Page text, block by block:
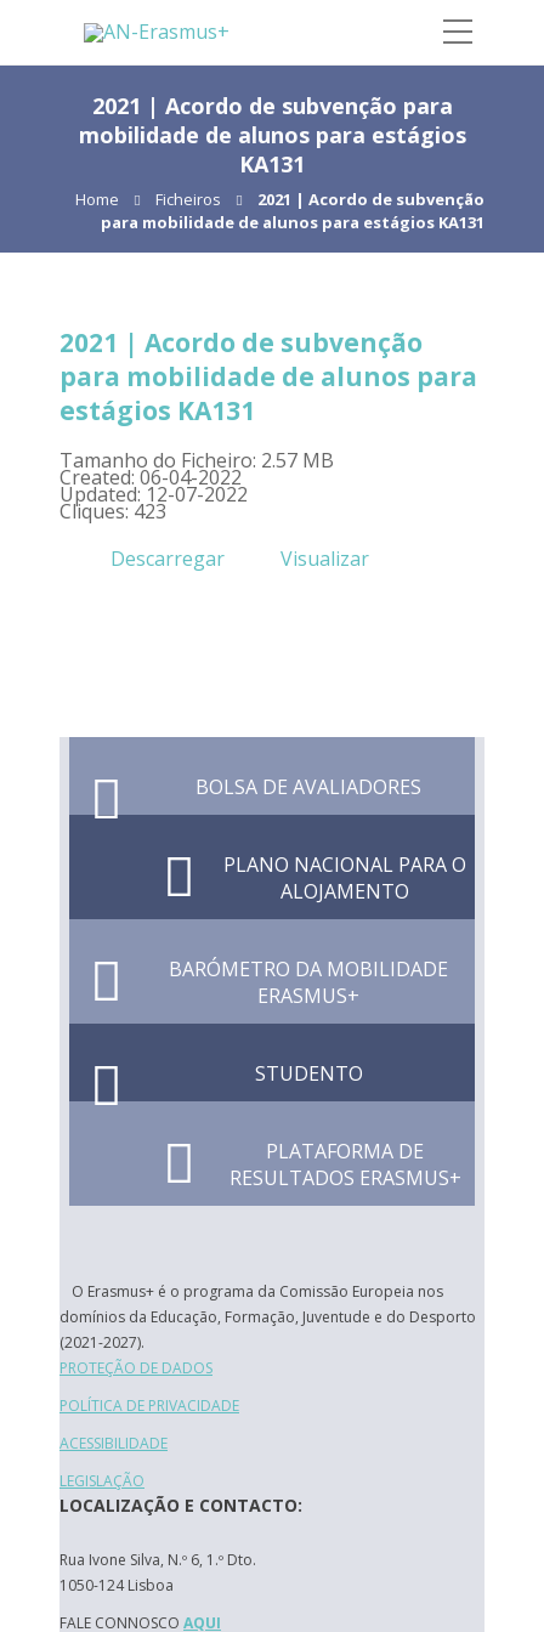
2021 | Acordo de subvenção para
mobilidade de alunos para estágios
KA131
Home Ficheiros
2021 | Acordo de subvenção
para mobilidade de alunos para estágios KA131
2021 | Acordo de subvenção
para mobilidade de alunos para
estágios KA131
Tamanho do Ficheiro: 2.57 MB
Created: 06-04-2022
Updated: 12-07-2022
Cliques: 423
Descarregar
Visualizar
BOLSA DE AVALIADORES
PLANO NACIONAL PARA O
ALOJAMENTO
BARÓMETRO DA MOBILIDADE
ERASMUS+
STUDENTO
PLATAFORMA DE
RESULTADOS ERASMUS+
O Erasmus+ é o programa da Comissão Europeia nos
domínios da Educação, Formação, Juventude e do Desporto
(2021-2027).
PROTEÇÃO DE DADOS
POLÍTICA DE PRIVACIDADE
ACESSIBILIDADE
LEGISLAÇÃO
LOCALIZAÇÃO E CONTACTO:
Rua Ivone Silva, N.º 6, 1.º Dto.
1050-124 Lisboa
FALE CONNOSCO AQUI